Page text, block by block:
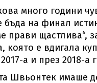
много години
бъда на финал
прави щастлива“,
която е вдигала
а и през 2018-а
Швьонтек имаше